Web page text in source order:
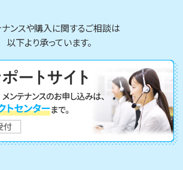
ナンスや購入に関するご相談は
以下より承っています。